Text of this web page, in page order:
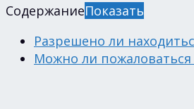
СодержаниеПоказать
Разрешено ли
Можно ли